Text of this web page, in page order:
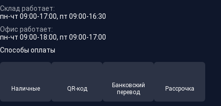
Склад работает:
пн-чт 09:00-17:00, пт 09:00-16:30
Офис работает:
пн-чт 09:00-18:00, пт 09:00-17:00
Способы оплаты
Наличные QR-код
Банковский
перевод
Рассрочка